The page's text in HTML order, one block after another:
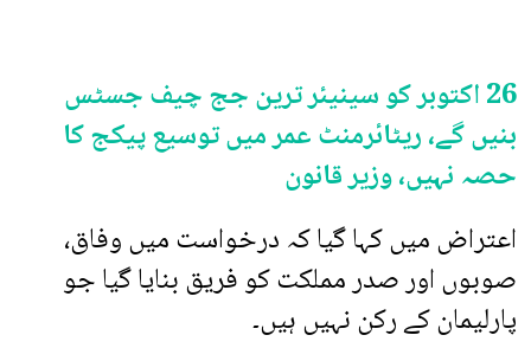
26 اکتوبر کو سینیئر ترین جج چیف جسٹس
بنیں گے، ریٹائرمنٹ عمر میں توسیع پیکج کا
حصہ نہیں، وزیر قانون
اعتراض میں کہا گیا کہ درخواست میں وفاق،
صوبوں اور صدر مملکت کو فریق بنایا گیا جو
پارلیمان کے رکن نہیں ہیں۔